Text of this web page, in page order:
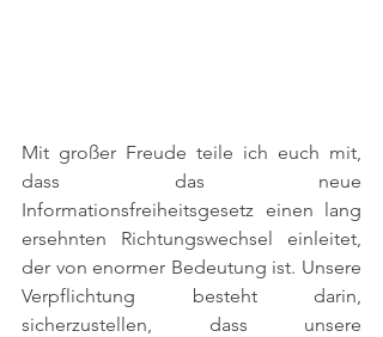
Mit großer Freude teile ich euch mit,
dass das neue
Informationsfreiheitsgesetz einen lang
ersehnten Richtungswechsel einleitet,
der von enormer Bedeutung ist. Unsere
Verpflichtung besteht darin,
sicherzustellen, dass unsere